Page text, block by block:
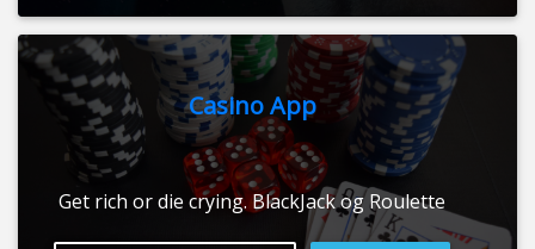
Casino App
Get rich or die crying. BlackJack og Roulette